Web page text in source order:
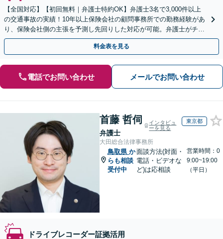
【全国対応】【初回無料｜弁護士特約OK】弁護士3名で3,000件以上
の交通事故の実績！10年以上保険会社の顧問事務所での勤務経験があ
り、保険会社側の主張を予測し先回りした対応が可能。弁護士がチー
ムとなり示談交渉、休業損害、後遺障害等に対応。
料金表を見る
電話でお問い合わせ メールでお問い合わせ
首藤 哲伺
弁護士
インタビュ
ーを見る
東京都
大田総合法律事務所
鳥取県 か
らも相談
受付中
面談方法(対面・
電話・ビデオな
ど)は応相談
営業時間：0
9:00~19:00
（平日）
ドライブレコーダー証拠活用